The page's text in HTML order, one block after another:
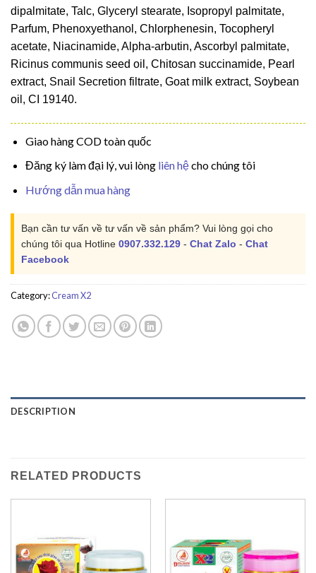
dipalmitate, Talc, Glyceryl stearate, Isopropyl palmitate,
Parfum, Phenoxyethanol, Chlorphenesin, Tocopheryl
acetate, Niacinamide, Alpha-arbutin, Ascorbyl palmitate,
Ricinus communis seed oil, Chitosan succinamide, Pearl
extract, Snail Secretion filtrate, Goat milk extract, Soybean
oil, CI 19140.
Giao hàng COD toàn quốc
Đăng ký làm đại lý, vui lòng liên hệcho chúng tôi
Hướng dẫn mua hàng
Bạn cần tư vấn về tư vấn về sản phẩm? Vui lòng gọi cho
chúng tôi qua Hotline 0907.332.129 - Chat Zalo - Chat
Facebook
Category:Cream X2
DESCRIPTION
RELATED PRODUCTS